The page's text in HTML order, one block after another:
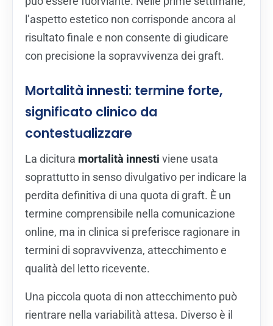
l’aspetto estetico non corrisponde ancora al
risultato finale e non consente di giudicare
con precisione la sopravvivenza dei graft.
Mortalità innesti: termine forte,
significato clinico da
contestualizzare
La dicitura mortalità innesti viene usata
soprattutto in senso divulgativo per indicare la
perdita definitiva di una quota di graft. È un
termine comprensibile nella comunicazione
online, ma in clinica si preferisce ragionare in
termini di sopravvivenza, attecchimento e
qualità del letto ricevente.
Una piccola quota di non attecchimento può
rientrare nella variabilità attesa. Diverso è il